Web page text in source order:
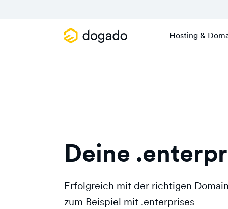
Hosting &
Deine
Erfolgreich mit der richtigen
zum Beispiel mit .enterprises